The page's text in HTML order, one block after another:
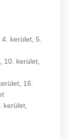
4. kerület, 5.
, 10. kerület,
, 16.
kerület,